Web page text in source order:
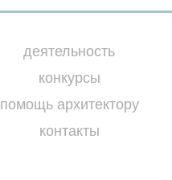
деятельность
конкурсы
помощь архитектору
контакты